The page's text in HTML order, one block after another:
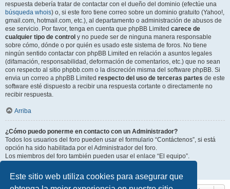
Este sitio web utiliza cookies para asegurar que
respuesta debería tratar de contactar con el dueño del dominio (efectúe una
búsqueda whois) o, si este foro tiene correo sobre un dominio gratuito (Yahoo!,
gmail.com, hotmail.com, etc.), al departamento o administración de abusos de
ese servicio. Por favor, tenga en cuenta que phpBB Limited carece de
cualquier tipo de control y no puede ser de ninguna manera responsable
sobre cómo, dónde o por quién es usado este sistema de foros. No tiene
ningún sentido contactar con phpBB Limited en relación a asuntos legales
(difamación, responsabilidad, deformación de comentarios, etc.) que no sean
con respecto al sitio phpbb.com o la discreción misma del software phpBB. Si
envia un correo a phpBB Limited respecto del uso de terceras partes de este
software esté dispuesto a recibir una respuesta cortante o directamente no
recibir respuesta.
Arriba
¿Cómo puedo ponerme en contacto con un Administrador?
Todos los usuarios del foro pueden usar el formulario “Contáctenos”, si está
opción ha sido habilitada por el Administrador del foro.
Los miembros del foro también pueden usar el enlace “El equipo”.
Arriba